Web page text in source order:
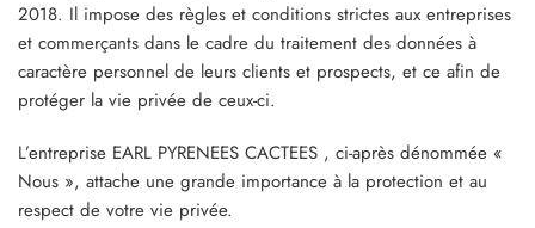
2018. Il impose des règles et conditions strictes aux entreprises
et commerçants dans le cadre du traitement des données à
caractère personnel de leurs clients et prospects, et ce afin de
protéger la vie privée de ceux-ci.
L’entreprise EARL PYRENEES CACTEES , ci-après dénommée «
Nous », attache une grande importance à la protection et au
respect de votre vie privée.